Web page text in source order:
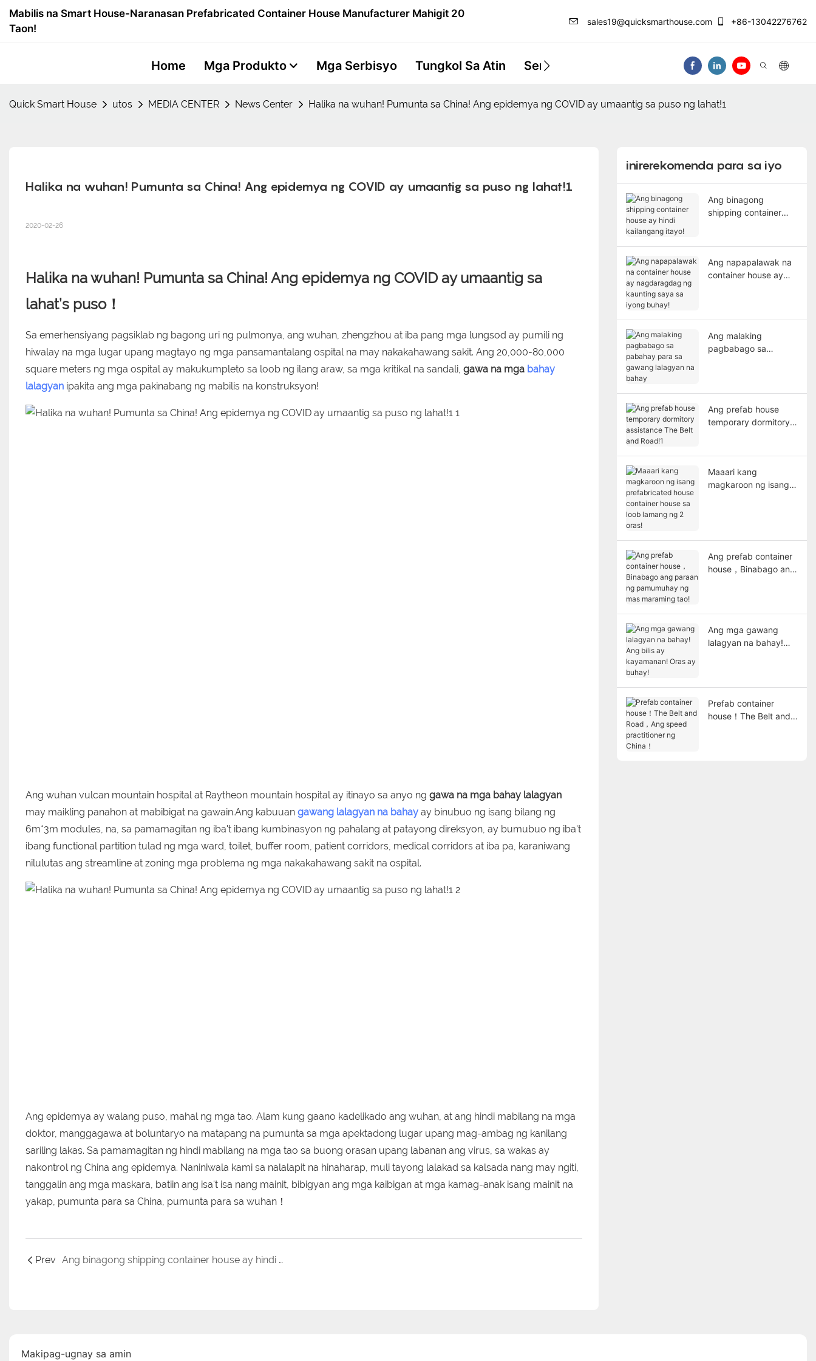
Mabilis na Smart House-Naranasan Prefabricated Container House Manufacturer Mahigit 20
Taon!
sales19@quicksmarthouse.com +86-13042276762
Home Mga Produkto Mga Serbisyo Tungkol Sa Atin Sentro Ng Impormasyon Makipag-Ugnay Sa
Quick Smart House utos MEDIA CENTER News Center Halika na wuhan! Pumunta sa China! Ang epidemya ng COVID ay umaantig sa puso ng lahat!1
Halika na wuhan! Pumunta sa China! Ang epidemya ng COVID ay umaantig sa puso ng lahat!1
2020-02-26
Halika na wuhan! Pumunta sa China! Ang epidemya ng COVID ay umaantig sa
lahat’s puso！
Sa emerhensiyang pagsiklab ng bagong uri ng pulmonya, ang wuhan, zhengzhou at iba pang mga lungsod ay pumili ng
hiwalay na mga lugar upang magtayo ng mga pansamantalang ospital na may nakakahawang sakit. Ang 20,000-80,000
square meters ng mga ospital ay makukumpleto sa loob ng ilang araw, sa mga kritikal na sandali, gawa na mga bahay
lalagyan ipakita ang mga pakinabang ng mabilis na konstruksyon!
Ang wuhan vulcan mountain hospital at Raytheon mountain hospital ay itinayo sa anyo ng gawa na mga bahay lalagyan
may maikling panahon at mabibigat na gawain.Ang kabuuan gawang lalagyan na bahay ay binubuo ng isang bilang ng
6m*3m modules, na, sa pamamagitan ng iba't ibang kumbinasyon ng pahalang at patayong direksyon, ay bumubuo ng iba't
ibang functional partition tulad ng mga ward, toilet, buffer room, patient corridors, medical corridors at iba pa, karaniwang
nilulutas ang streamline at zoning mga problema ng mga nakakahawang sakit na ospital.
Ang epidemya ay walang puso, mahal ng mga tao. Alam kung gaano kadelikado ang wuhan, at ang hindi mabilang na mga
doktor, manggagawa at boluntaryo na matapang na pumunta sa mga apektadong lugar upang mag-ambag ng kanilang
sariling lakas. Sa pamamagitan ng hindi mabilang na mga tao sa buong orasan upang labanan ang virus, sa wakas ay
nakontrol ng China ang epidemya. Naniniwala kami sa nalalapit na hinaharap, muli tayong lalakad sa kalsada nang may ngiti,
tanggalin ang mga maskara, batiin ang isa't isa nang mainit, bibigyan ang mga kaibigan at mga kamag-anak isang mainit na
yakap, pumunta para sa China, pumunta para sa wuhan！
Prev Ang binagong shipping container house ay hindi kailangang itayo!
inirerekomenda para sa iyo
Ang binagong
shipping container
Ang napapalawak na
container house ay
Ang malaking
pagbabago sa
Ang prefab house
temporary dormitory
Maaari kang
magkaroon ng isang
Ang prefab container
house，Binabago ang
Ang mga gawang
lalagyan na bahay!
Prefab container
house！The Belt and
Makipag-ugnay sa amin